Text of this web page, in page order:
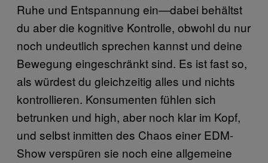
Ruhe und Entspannung ein—dabei behältst
du aber die kognitive Kontrolle, obwohl du nur
noch undeutlich sprechen kannst und deine
Bewegung eingeschränkt sind. Es ist fast so,
als würdest du gleichzeitig alles und nichts
kontrollieren. Konsumenten fühlen sich
betrunken und high, aber noch klar im Kopf,
und selbst inmitten des Chaos einer EDM-
Show verspüren sie noch eine allgemeine